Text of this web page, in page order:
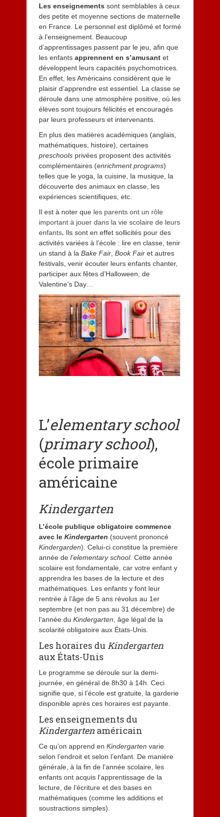
Les enseignements sont semblables à ceux
des petite et moyenne sections de maternelle
en France. Le personnel est diplômé et formé
à l’enseignement. Beaucoup
d’apprentissages passent par le jeu, afin que
les enfants apprennent en s’amusantet
développent leurs capacités psychomotrices.
En effet, les Américains considèrent que le
plaisir d’apprendre est essentiel. La classe se
déroule dans une atmosphère positive, où les
élèves sont toujours félicités et encouragés
par leurs professeurs et intervenants.
En plus des matières académiques (anglais,
mathématiques, histoire), certaines
preschoolsprivées proposent des activités
complémentaires (enrichment programs)
telles que le yoga, la cuisine, la musique, la
découverte des animaux en classe, les
expériences scientifiques, etc.
Il est à noter que les parents ont un rôle
important à jouer dans la vie scolaire de leurs
enfants. Ils sont en effet sollicités pour des
activités variées à l’école : lire en classe, tenir
un stand à la Bake Fair, Book Fairet autres
festivals, venir écouter leurs enfants chanter,
participer aux fêtes d’Halloween, de
Valentine’s Day…
L’elementary school
(primary school),
école primaire
américaine
Kindergarten
L’école publique obligatoire commence
avec le Kindergarten (souvent prononcé
Kindergarden). Celui-ci constitue la première
année de l’elementary school. Cette année
scolaire est fondamentale, car votre enfant y
apprendra les bases de la lecture et des
mathématiques. Les enfants y font leur
rentrée à l’âge de 5 ans révolus au 1er
septembre (et non pas au 31 décembre) de
l’année du Kindergarten , âge légal de la
scolarité obligatoire aux États-Unis.
Les horaires du Kindergarten
aux États-Unis
Le programme se déroule sur la demi-
journée, en général de 8h30 à 14h. Ceci
signifie que, si l’école est gratuite, la garderie
disponible après ces horaires est payante.
Les enseignements du
Kindergartenaméricain
Ce qu’on apprend en Kindergarten varie
selon l’endroit et selon l’enfant. De manière
générale, à la fin de l’année scolaire, les
enfants ont acquis l’apprentissage de la
lecture, de l’écriture et des bases en
mathématiques (comme les additions et
soustractions simples).